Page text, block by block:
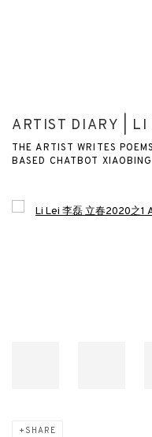
ARTIST DIARY |
THE ARTIST WRITES
BASED CHATBOT XIAOBING
Open a larger version of the
SHARE